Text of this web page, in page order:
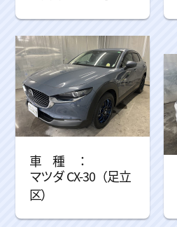
マツダ CX-30（足立
区）